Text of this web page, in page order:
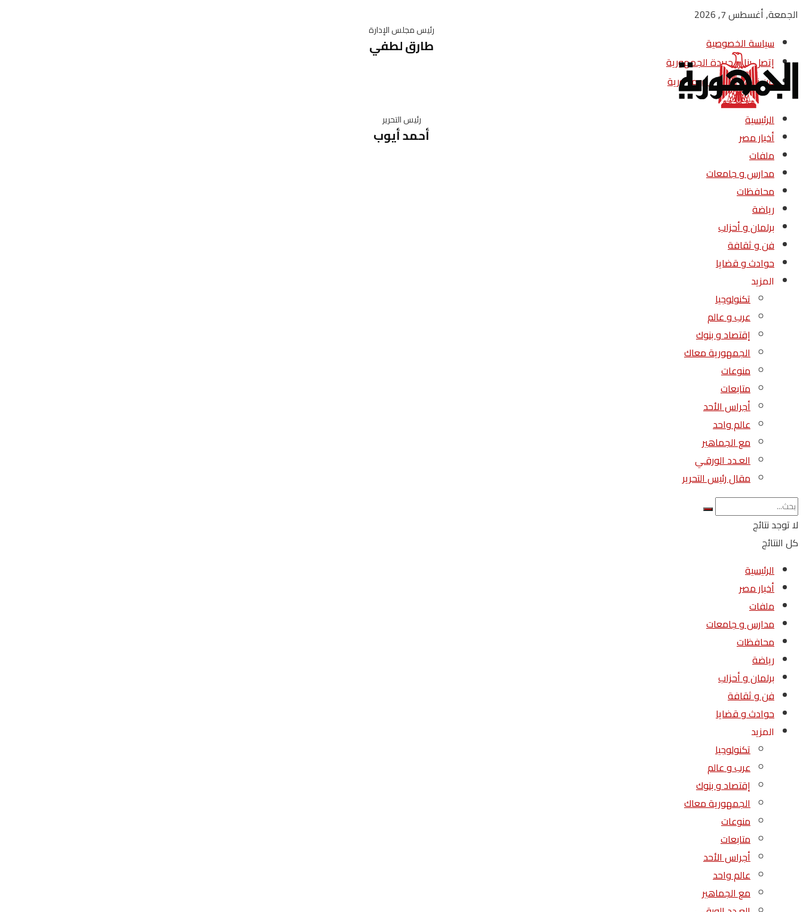
الجمعة, أغسطس 7, 2026
سياسة الخصوصية
إتصل بنا – جريدة الجمهورية
من نحن – جريدة الجمهورية
رئيس مجلس الإدارة
طارق لطفي
رئيس التحرير
أحمد أيوب
الرئيسية
أخبار مصر
ملفات
مدارس و جامعات
محافظات
رياضة
برلمان و أحزاب
فن و ثقافة
حوادث و قضايا
المزيد
تكنولوجيا
عرب و عالم
إقتصاد و بنوك
الجمهورية معاك
منوعات
متابعات
أجراس الأحد
عالم واحد
مع الجماهير
العـدد الورقـي
مقال رئيس التحرير
لا توجد نتائج
كل النتائج
الرئيسية
أخبار مصر
ملفات
مدارس و جامعات
محافظات
رياضة
برلمان و أحزاب
فن و ثقافة
حوادث و قضايا
المزيد
تكنولوجيا
عرب و عالم
إقتصاد و بنوك
الجمهورية معاك
منوعات
متابعات
أجراس الأحد
عالم واحد
مع الجماهير